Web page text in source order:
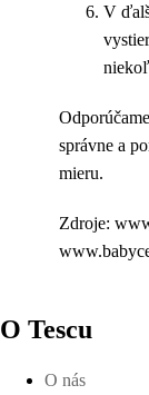
V
správne a
mieru.
Zdroje:
O Tescu
O nás